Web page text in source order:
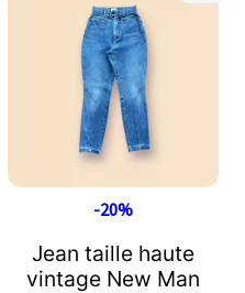
-20%
Jean taille haute
vintage New Man